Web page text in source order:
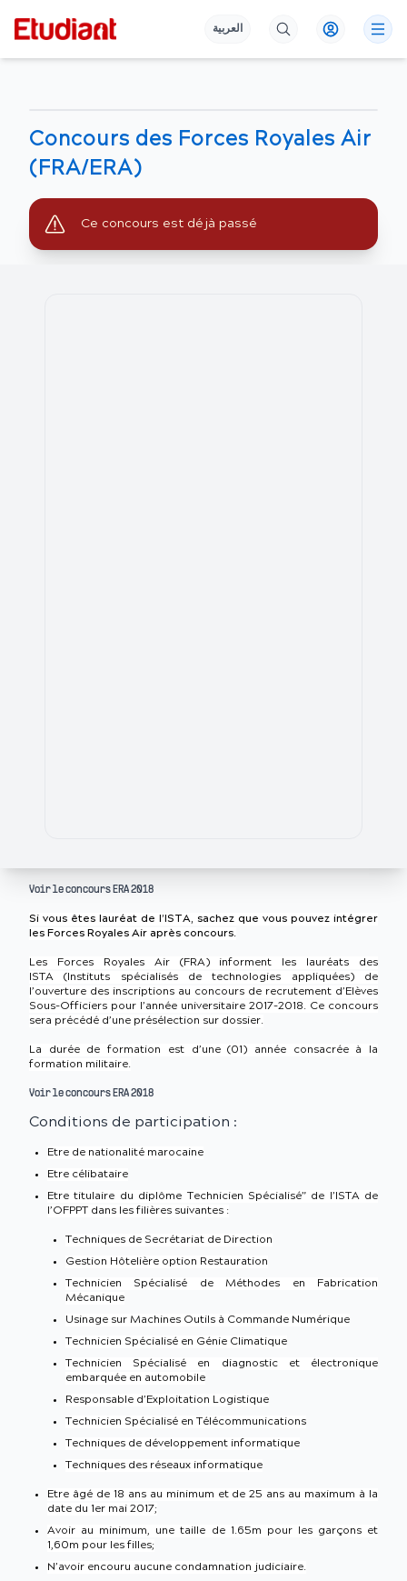
العربية
Concours des Forces Royales Air
(FRA/ERA)
Ce concours est déjà passé
Voir le concours ERA 2018
Si vous êtes lauréat de l’ISTA, sachez que vous pouvez intégrer
les Forces Royales Air après concours.
Les Forces Royales Air (FRA) informent les lauréats des
ISTA (Instituts spécialisés de technologies appliquées) de
l’ouverture des inscriptions au concours de recrutement d’Elèves
Sous-Officiers pour l’année universitaire 2017-2018. Ce concours
sera précédé d’une présélection sur dossier.
La durée de formation est d’une (01) année consacrée à la
formation militaire.
Voir le concours ERA 2018
Conditions de participation :
Etre de nationalité marocaine
Etre célibataire
Etre titulaire du diplôme Technicien Spécialisé” de l’ISTA de
l’OFPPT dans les filières suivantes :
Techniques de Secrétariat de Direction
Gestion Hôtelière option Restauration
Technicien Spécialisé de Méthodes en Fabrication
Mécanique
Usinage sur Machines Outils à Commande Numérique
Technicien Spécialisé en Génie Climatique
Technicien Spécialisé en diagnostic et électronique
embarquée en automobile
Responsable d’Exploitation Logistique
Technicien Spécialisé en Télécommunications
Techniques de développement informatique
Techniques des réseaux informatique
Etre âgé de 18 ans au minimum et de 25 ans au maximum à la
date du 1er mai 2017;
Avoir au minimum, une taille de 1.65m pour les garçons et
1,60m pour les filles;
N’avoir encouru aucune condamnation judiciaire.